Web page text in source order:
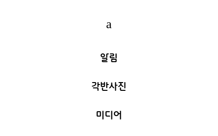
a
알림
각반사진
미디어